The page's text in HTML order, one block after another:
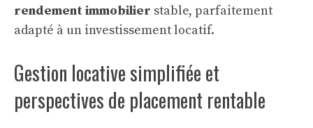
rendement immobilier stable, parfaitement
adapté à un investissement locatif.
Gestion locative simplifiée et
perspectives de placement rentable